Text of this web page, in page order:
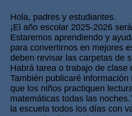
Hola, padres y estudiantes.
¡El año escolar 2025-2026
Estaremos aprendiendo y
para convertirnos en mejores
deben revisar las carpetas de
Habrá tarea o trabajo de clase
También publicaré
que los niños practiquen
matemáticas todas las
la escuela todos los días con